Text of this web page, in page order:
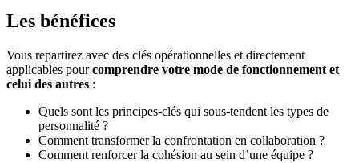
Les bénéfices
Vous repartirez avec des clés opérationnelles et directement
applicables pourcomprendre votre mode de fonctionnement et
celui des autres :
Quels sont les principes-clés qui sous-tendent les types de
personnalité ?
Comment transformer la confrontation en collaboration ?
Comment renforcer la cohésion au sein d’une équipe ?